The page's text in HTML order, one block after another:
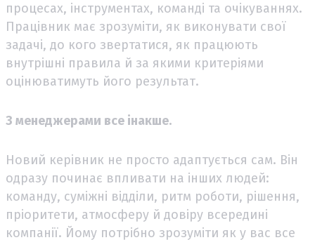
процесах, інструментах, команді та очікуваннях.
Працівник має зрозуміти, як виконувати свої
задачі, до кого звертатися, як працюють
внутрішні правила й за якими критеріями
оцінюватимуть його результат.
З менеджерами все інакше.
Новий керівник не просто адаптується сам. Він
одразу починає впливати на інших людей:
команду, суміжні відділи, ритм роботи, рішення,
пріоритети, атмосферу й довіру всередині
компанії. Йому потрібно зрозуміти як у вас все